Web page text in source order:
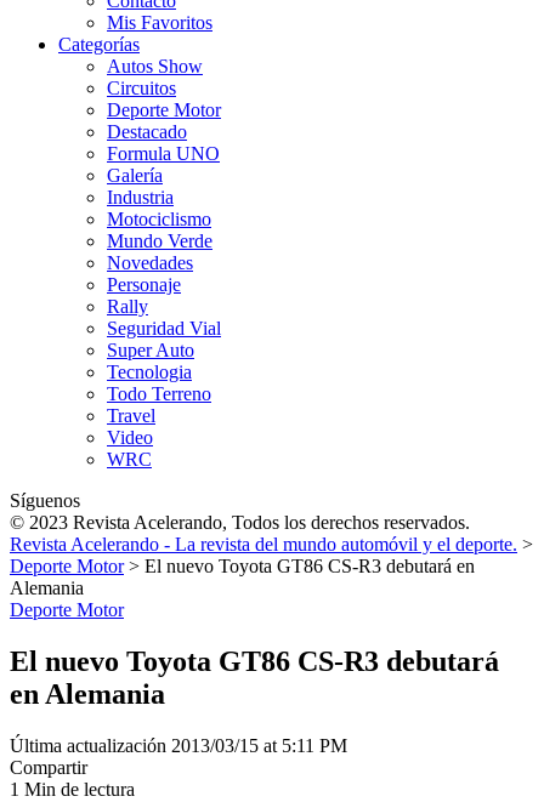
Mis Favoritos
Categorías
Autos Show
Circuitos
Deporte Motor
Destacado
Formula UNO
Galería
Industria
Motociclismo
Mundo Verde
Novedades
Personaje
Rally
Seguridad Vial
Super Auto
Tecnologia
Todo Terreno
Travel
Video
WRC
Síguenos
© 2023 Revista Acelerando, Todos los derechos reservados.
Revista Acelerando - La revista del mundo automóvil y el deporte. >
Deporte Motor> El nuevo Toyota GT86 CS-R3 debutará en
Alemania
Deporte Motor
El nuevo Toyota GT86 CS-R3 debutará
en Alemania
Última actualización 2013/03/15 at 5:11 PM
Compartir
1 Min de lectura